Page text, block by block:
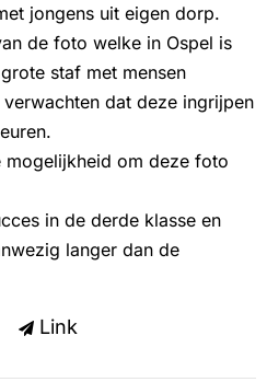
jongens uit eigen dorp.
de foto welke in Ospel is
staf met mensen
dat deze ingrijpen
mogelijkheid om deze foto
in de derde klasse en
langer dan de
Link